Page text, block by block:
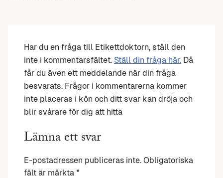
Har du en fråga till Etikettdoktorn, ställ den
inte i kommentarsfältet. Ställ din fråga här. Då
får du även ett meddelande när din fråga
besvarats. Frågor i kommentarerna kommer
inte placeras i kön och ditt svar kan dröja och
blir svårare för dig att hitta
Lämna ett svar
E-postadressen publiceras inte. Obligatoriska
fält är märkta *